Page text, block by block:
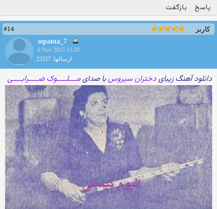
پاسخ بازگفت
کاربر
#14
sepanta_7
6 Nov 2015 13:20
ارسالها: 23327
دانلود آهنگ زیبایدختران سیروسبا صدایمــــلـــــوک ضـــــرابـــــی